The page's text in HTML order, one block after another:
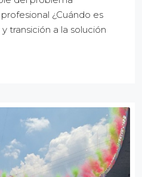
¿Cuándo es
transición a la solución